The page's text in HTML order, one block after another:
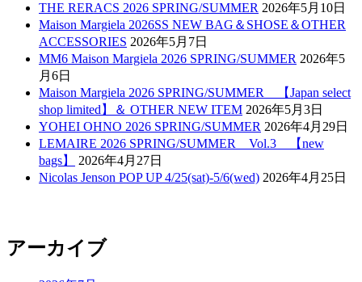
THE RERACS 2026 SPRING/SUMMER 2026年5月10日
Maison Margiela 2026SS NEW BAG＆SHOSE＆OTHER
ACCESSORIES 2026年5月7日
MM6 Maison Margiela 2026 SPRING/SUMMER 2026年5
月6日
Maison Margiela 2026 SPRING/SUMMER 【Japan select
shop limited】＆ OTHER NEW ITEM 2026年5月3日
YOHEI OHNO 2026 SPRING/SUMMER 2026年4月29日
LEMAIRE 2026 SPRING/SUMMER Vol.3 【new
bags】
2026年4月27日
Nicolas Jenson POP UP 4/25(sat)-5/6(wed) 2026年4月25日
アーカイブ